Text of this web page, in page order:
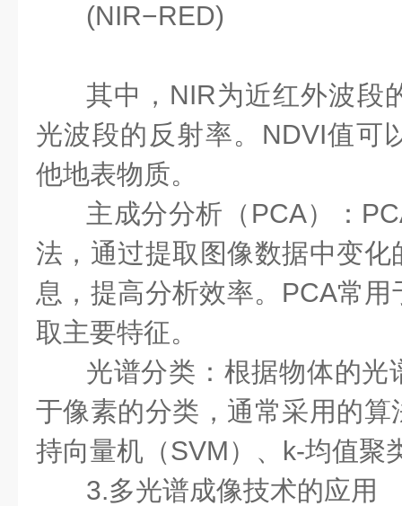
(NIR−RED)
其中，NIR为近红外波段
光波段的反射率。NDVI值可
他地表物质。
主成分分析（PCA）：
法，通过提取图像数据中变
息，提高分析效率。PCA常
取主要特征。
光谱分类：根据物体的光
于像素的分类，通常采用的
持向量机（SVM）、k-均值
3.多光谱成像技术的应用